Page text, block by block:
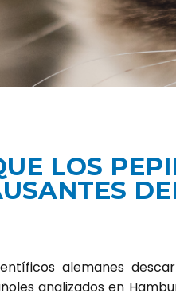
LOS
alemanes
analizados en